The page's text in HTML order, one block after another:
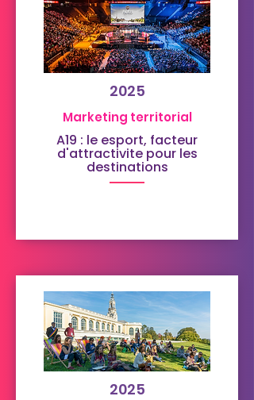
2025
Marketing territorial
A19 : le esport, facteur
d'attractivite pour les
destinations
2025